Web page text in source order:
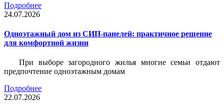
Подробнее
24.07.2026
Одноэтажный дом из СИП-панелей: практичное решение
для комфортной жизни
При выборе загородного жилья многие семьи отдают
предпочтение одноэтажным домам
Подробнее
22.07.2026